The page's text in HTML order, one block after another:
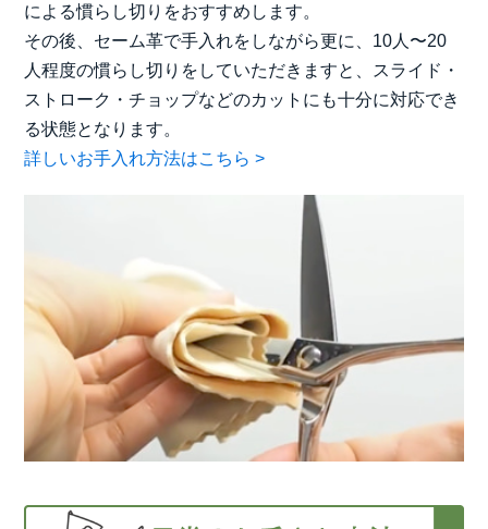
による慣らし切りをおすすめします。
その後、セーム革で手入れをしながら更に、10人〜20
人程度の慣らし切りをしていただきますと、スライド・
ストローク・チョップなどのカットにも十分に対応でき
る状態となります。
詳しいお手入れ方法はこちら >